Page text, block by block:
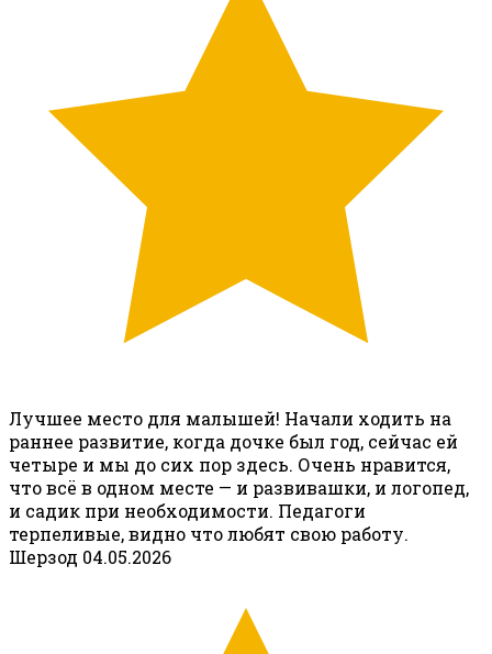
Лучшее место для малышей! Начали ходить на
раннее развитие, когда дочке был год, сейчас ей
четыре и мы до сих пор здесь. Очень нравится,
что всё в одном месте — и развивашки, и логопед,
и садик при необходимости. Педагоги
терпеливые, видно что любят свою работу.
Шерзод 04.05.2026